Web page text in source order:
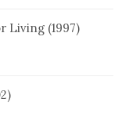
Living (1997)